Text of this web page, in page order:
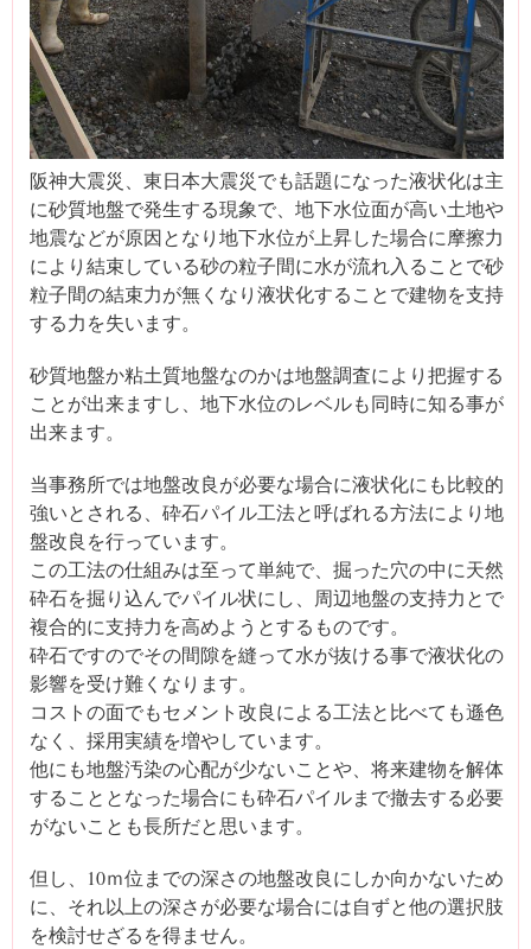
阪神大震災、東日本大震災でも話題になった液状化は主
に砂質地盤で発生する現象で、地下水位面が高い土地や
地震などが原因となり地下水位が上昇した場合に摩擦力
により結束している砂の粒子間に水が流れ入ることで砂
粒子間の結束力が無くなり液状化することで建物を支持
する力を失います。
砂質地盤か粘土質地盤なのかは地盤調査により把握する
ことが出来ますし、地下水位のレベルも同時に知る事が
出来ます。
当事務所では地盤改良が必要な場合に液状化にも比較的
強いとされる、砕石パイル工法と呼ばれる方法により地
盤改良を行っています。
この工法の仕組みは至って単純で、掘った穴の中に天然
砕石を掘り込んでパイル状にし、周辺地盤の支持力とで
複合的に支持力を高めようとするものです。
砕石ですのでその間隙を縫って水が抜ける事で液状化の
影響を受け難くなります。
コストの面でもセメント改良による工法と比べても遜色
なく、採用実績を増やしています。
他にも地盤汚染の心配が少ないことや、将来建物を解体
することとなった場合にも砕石パイルまで撤去する必要
がないことも長所だと思います。
但し、10ｍ位までの深さの地盤改良にしか向かないため
に、それ以上の深さが必要な場合には自ずと他の選択肢
を検討せざるを得ません。